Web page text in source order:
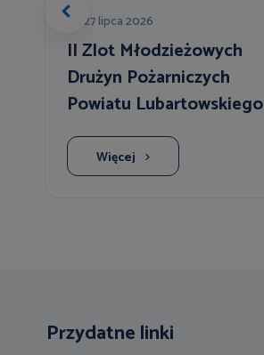
27 lipca 2026
II Zlot Młodzieżowych
Drużyn Pożarniczych
Powiatu Lubartowskiego
Więcej
Przydatne linki